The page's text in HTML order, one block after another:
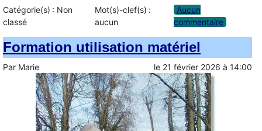
Catégorie(s) : Non
classé
Mot(s)-clef(s) :
aucun
Aucun
commentaire
Formation utilisation matériel
Par Marie le 21 février 2026 à 14:00